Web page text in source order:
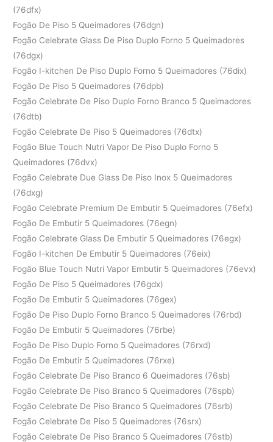
(76dfx)
Fogão De Piso 5 Queimadores (76dgn)
Fogão Celebrate Glass De Piso Duplo Forno 5 Queimadores
(76dgx)
Fogão I-kitchen De Piso Duplo Forno 5 Queimadores (76dix)
Fogão De Piso 5 Queimadores (76dpb)
Fogão Celebrate De Piso Duplo Forno Branco 5 Queimadores
(76dtb)
Fogão Celebrate De Piso 5 Queimadores (76dtx)
Fogão Blue Touch Nutri Vapor De Piso Duplo Forno 5
Queimadores (76dvx)
Fogão Celebrate Due Glass De Piso Inox 5 Queimadores
(76dxg)
Fogão Celebrate Premium De Embutir 5 Queimadores (76efx)
Fogão De Embutir 5 Queimadores (76egn)
Fogão Celebrate Glass De Embutir 5 Queimadores (76egx)
Fogão I-kitchen De Embutir 5 Queimadores (76eix)
Fogão Blue Touch Nutri Vapor Embutir 5 Queimadores (76evx)
Fogão De Piso 5 Queimadores (76gdx)
Fogão De Embutir 5 Queimadores (76gex)
Fogão De Piso Duplo Forno Branco 5 Queimadores (76rbd)
Fogão De Embutir 5 Queimadores (76rbe)
Fogão De Piso Duplo Forno 5 Queimadores (76rxd)
Fogão De Embutir 5 Queimadores (76rxe)
Fogão Celebrate De Piso Branco 6 Queimadores (76sb)
Fogão Celebrate De Piso Branco 5 Queimadores (76spb)
Fogão Celebrate De Piso Branco 5 Queimadores (76srb)
Fogão Celebrate De Piso 5 Queimadores (76srx)
Fogão Celebrate De Piso Branco 5 Queimadores (76stb)